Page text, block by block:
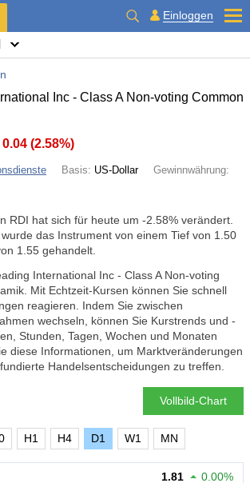
Einloggen
Inc - Class A Non-voting Common
0.04 (2.58%)
Basis: US-Dollar
Gewinnwährung:
RDI hat sich für heute um -2.58% verändert.
das Instrument von einem Tief von 1.50
1.55 gehandelt.
International Inc - Class A Non-voting
Mit Echtzeit-Kursen können Sie schnell
reagieren. Indem Sie zwischen
wechseln, können Sie Kurstrends und -
Stunden, Tagen, Wochen und Monaten
diese Informationen, um Marktveränderungen
Handelsentscheidungen zu treffen.
Vollbild-Chart
H1 H4 D1 W1 MN
1.81 0.00%